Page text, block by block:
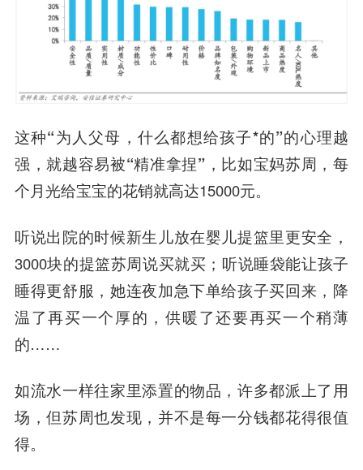
这种“为人父母，什么都想给孩子*的”的心理越
强，就越容易被“精准拿捏” ，比如宝妈苏周，每
个月光给宝宝的花销就高达15000元。
听说出院的时候新生儿放在婴儿提篮里更安全，
3000块的提篮苏周说买就买；听说睡袋能让孩子
睡得更舒服，她连夜加急下单给孩子买回来，降
温了再买一个厚的，供暖了还要再买一个稍薄
的……
如流水一样往家里添置的物品，许多都派上了用
场，但苏周也发现，并不是每一分钱都花得很值
得。